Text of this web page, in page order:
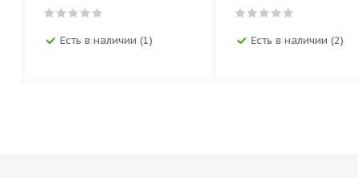
Есть в наличии (1) Есть в наличии (2)